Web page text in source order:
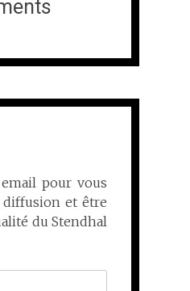
pour vous
et être
du Stendhal